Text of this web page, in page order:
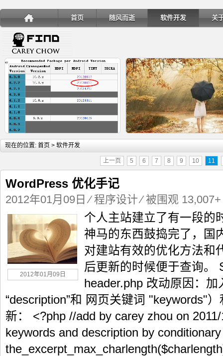
首页 随风而逝 软件开发 关
详细内容
手机安装账户同步服务 Ubuntu 制作一键安装盘（四
现在的位置: 首页 > 软件开发
上一页 5 6 7 8 9 10 11
WordPress 优化手记
2012年01月09日 ⁄程序设计⁄ 被围观 13,007+
2012年01月09日
个人主站建立了有一段的
神马的东西鼓捣完了，国
对建站有效的优化方法和
后更新的时候便于查询。
header.php 改动原因：
“description”和 网页关键词 "keywords"
新： <?php //add by carey zhou on
keywords and description by